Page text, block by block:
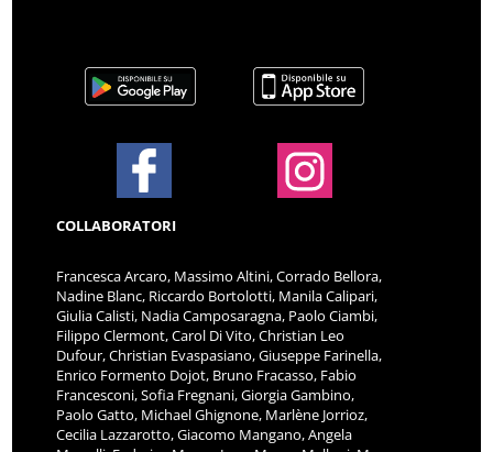
COLLABORATORI
Francesca Arcaro, Massimo Altini, Corrado Bellora,
Nadine Blanc, Riccardo Bortolotti, Manila Calipari,
Giulia Calisti, Nadia Camposaragna, Paolo Ciambi,
Filippo Clermont, Carol Di Vito, Christian Leo
Dufour, Christian Evaspasiano, Giuseppe Farinella,
Enrico Formento Dojot, Bruno Fracasso, Fabio
Francesconi, Sofia Fregnani, Giorgia Gambino,
Paolo Gatto, Michael Ghignone, Marlène Jorrioz,
Cecilia Lazzarotto, Giacomo Mangano, Angela